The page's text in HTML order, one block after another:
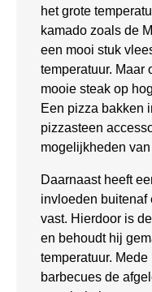
het grote
kamado zoals de
een mooi stuk
temperatuur. Maar
mooie steak op
Een pizza bakken
pizzasteen
mogelijkheden
Daarnaast heeft
invloeden buitenaf
vast. Hierdoor is
en behoudt hij
temperatuur.
barbecues de